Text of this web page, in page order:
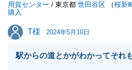
用賀センター / 東京都 世田谷区 （桜新
購入
T様
T様 2024年5月10日
駅からの道とかがわかってそれ